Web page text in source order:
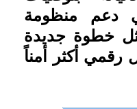
دعم منظومة
خطوة جديدة
رقمي أكثر أمناً